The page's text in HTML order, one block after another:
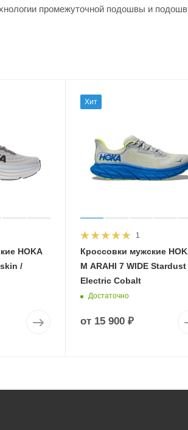
промежуточной подошвы и
HOKA
/
Хит
1
Кроссовки мужские
M ARAHI 7 WIDE Stardust
Electric Cobalt
Достаточно
от 15 900 ₽